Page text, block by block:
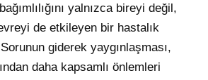
yalnızca bireyi değil,
de etkileyen bir hastalık
giderek yaygınlaşması,
daha kapsamlı önlemleri